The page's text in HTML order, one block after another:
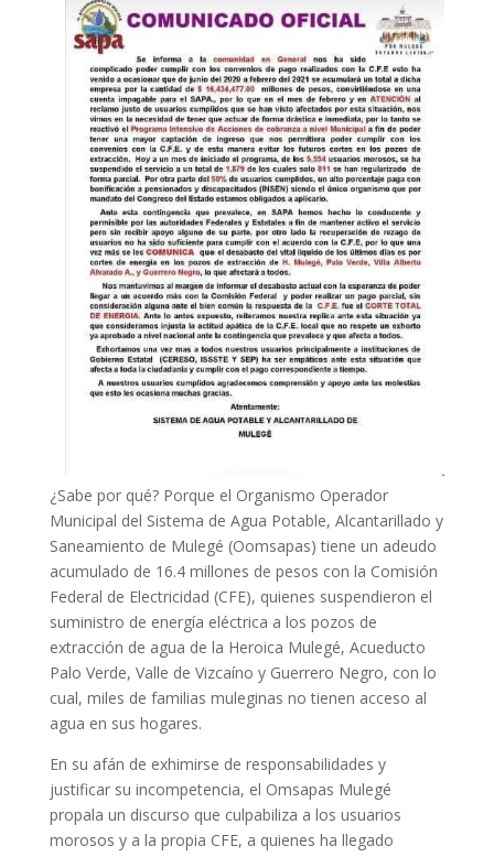
¿Sabe por qué? Porque el Organismo Operador
Municipal del Sistema de Agua Potable, Alcantarillado y
Saneamiento de Mulegé (Oomsapas) tiene un adeudo
acumulado de 16.4 millones de pesos con la Comisión
Federal de Electricidad (CFE), quienes suspendieron el
suministro de energía eléctrica a los pozos de
extracción de agua de la Heroica Mulegé, Acueducto
Palo Verde, Valle de Vizcaíno y Guerrero Negro, con lo
cual, miles de familias muleginas no tienen acceso al
agua en sus hogares.
En su afán de exhimirse de responsabilidades y
justificar su incompetencia, el Omsapas Mulegé
propala un discurso que culpabiliza a los usuarios
morosos y a la propia CFE, a quienes ha llegado